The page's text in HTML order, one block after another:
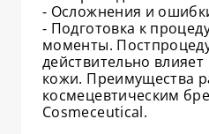
⁃ Осложнения и
⁃ Подготовка к
моменты.
действительно
кожи. Преимущества
космецевтическим
Cosmeceutical.